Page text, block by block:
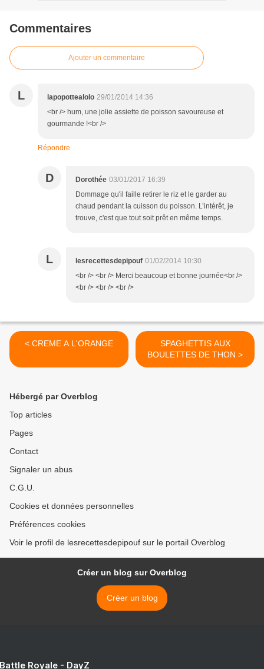
Commentaires
Ajouter un commentaire
L lapopottealolo 29/01/2014 14:36
<br /> hum, une jolie assiette de poisson savoureuse et
gourmande !<br />
Répondre
D Dorothée 03/01/2017 16:39
Dommage qu'il faille retirer le riz et le garder au
chaud pendant la cuisson du poisson. L’intérêt, je
trouve, c'est que tout soit prêt en même temps.
L lesrecettesdepipouf 01/02/2014 10:30
<br /> <br /> Merci beaucoup et bonne journée<br />
<br /> <br /> <br />
< CREME A L'ORANGE
SPAGHETTIS AUX
BOULETTES DE THON >
Hébergé par Overblog
Top articles
Pages
Contact
Signaler un abus
C.G.U.
Cookies et données personnelles
Préférences cookies
Voir le profil de lesrecettesdepipouf sur le portail Overblog
Créer un blog sur Overblog
Créer un blog
Royale - DayZ